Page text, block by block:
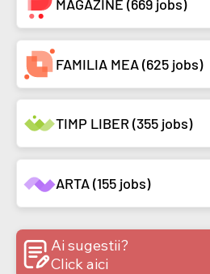
MAGAZINE (669 jobs)
FAMILIA MEA (625 jobs)
TIMP LIBER (355 jobs)
ARTA (155 jobs)
Ai sugestii?
Click aici